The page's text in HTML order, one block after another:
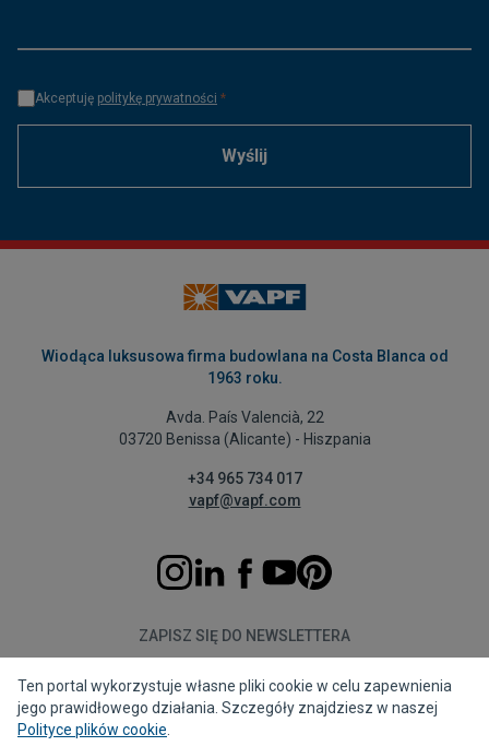
Akceptuję politykę prywatności *
Wyślij
Wiodąca luksusowa firma budowlana na Costa Blanca od
1963 roku.
Avda. País Valencià, 22
03720 Benissa (Alicante) - Hiszpania
+34 965 734 017
vapf@vapf.com
ZAPISZ SIĘ DO NEWSLETTERA
Subskrybuj
Ten portal wykorzystuje własne pliki cookie w celu zapewnienia
jego prawidłowego działania. Szczegóły znajdziesz w naszej
Polityce plików cookie